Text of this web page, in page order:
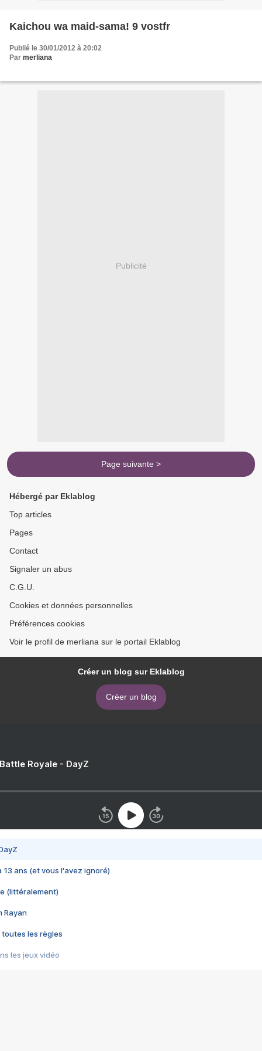
Kaichou wa maid-sama! 9 vostfr
Publié le 30/01/2012 à 20:02
Par merliana
Publicité
Page suivante >
Hébergé par Eklablog
Top articles
Pages
Contact
Signaler un abus
C.G.U.
Cookies et données personnelles
Préférences cookies
Voir le profil de merliana sur le portail Eklablog
Créer un blog sur Eklablog
Créer un blog
Royale - DayZ
13 ans (et vous l'avez ignoré)
(littéralement)
Rayan
toutes les règles
les jeux vidéo